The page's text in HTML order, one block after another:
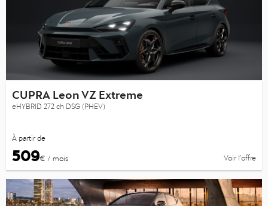
CUPRA Leon VZ Extreme
eHYBRID 272 ch DSG (PHEV)
À partir de
509€ / mois Voir l’offre